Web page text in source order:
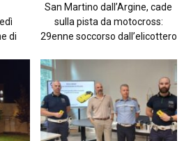
di
San Martino dall’Argine, cade
sulla pista da motocross:
29enne soccorso dall’elicottero